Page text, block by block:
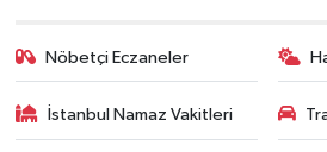
Nöbetçi Eczaneler
İstanbul Namaz Vakitleri